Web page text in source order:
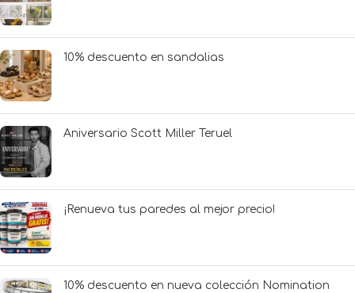
10% descuento en sandalias
Aniversario Scott Miller Teruel
¡Renueva tus paredes al mejor precio!
10% descuento en nueva colección Nomination